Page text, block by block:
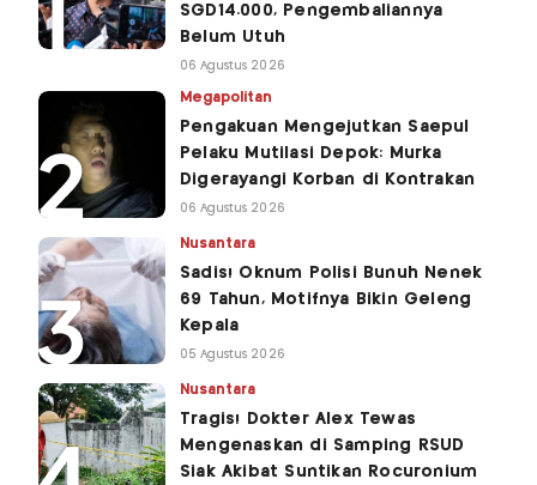
SGD14.000, Pengembaliannya
Belum Utuh
06 Agustus 2026
Megapolitan
Pengakuan Mengejutkan Saepul
Pelaku Mutilasi Depok: Murka
Digerayangi Korban di Kontrakan
06 Agustus 2026
Nusantara
Sadis! Oknum Polisi Bunuh Nenek
69 Tahun, Motifnya Bikin Geleng
Kepala
05 Agustus 2026
Nusantara
Tragis! Dokter Alex Tewas
Mengenaskan di Samping RSUD
Siak Akibat Suntikan Rocuronium